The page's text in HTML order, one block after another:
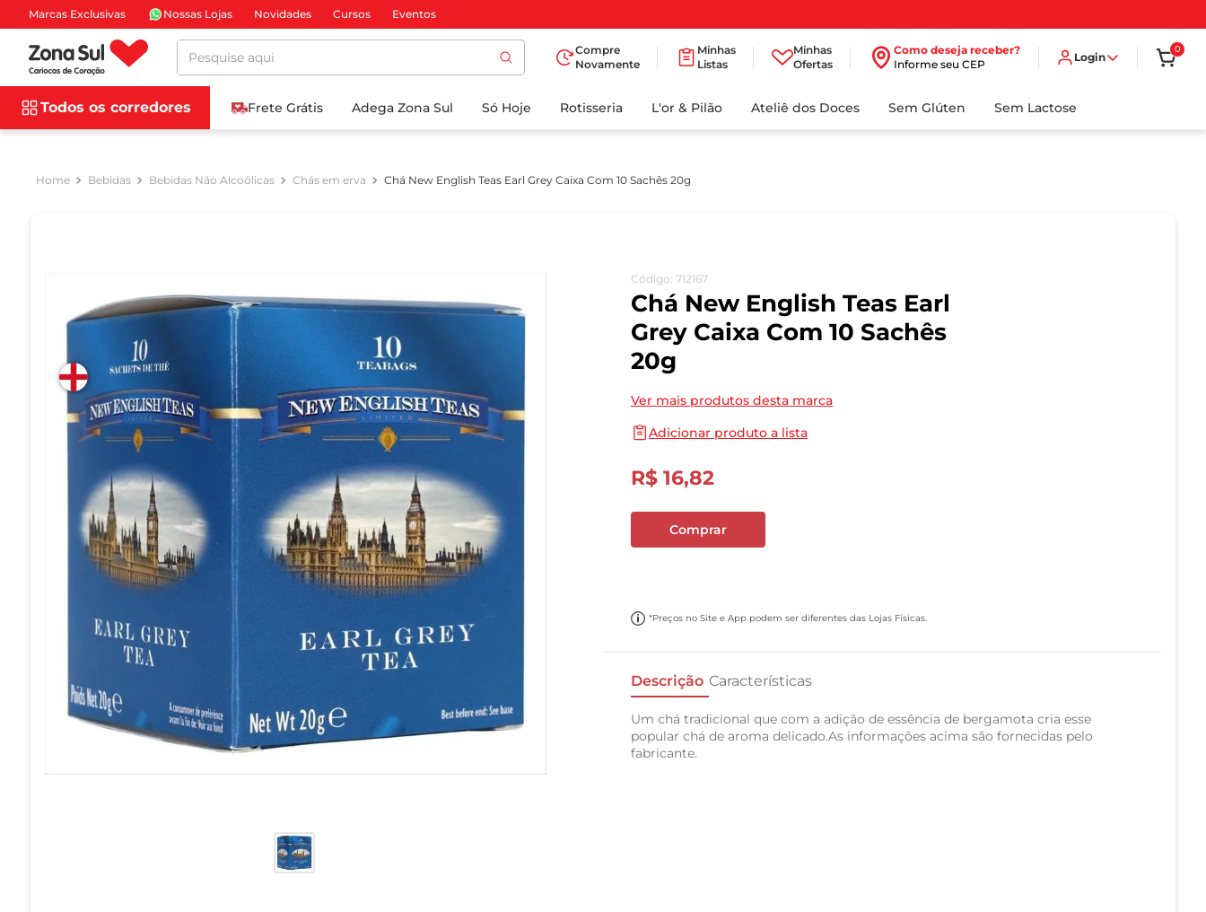
Marcas Exclusivas Nossas Lojas Novidades Cursos Eventos
Pesquise aqui
Compre
Novamente
Minhas
Listas
Minhas
Ofertas
Como deseja receber?
Informe seu CEP
Login
0
Todos os corredores Frete Grátis Adega Zona Sul Só Hoje Rotisseria L'or & Pilão Ateliê dos Doces Sem Glúten Sem Lactose
Bebidas Bebidas Não Alcoólicas Chás em erva Chá New English Teas Earl Grey Caixa Com 10 Sachês 20g
Código:712167
Chá New English Teas Earl
Grey Caixa Com 10 Sachês
20g
Ver mais produtos desta marca
Adicionar produto a lista
R$ 16,82
Comprar
*Preços no Site e App podem ser diferentes das Lojas Físicas.
Descrição Características
Um chá tradicional que com a adição de essência de bergamota cria esse
popular chá de aroma delicado.As informações acima são fornecidas pelo
fabricante.
BUSCADOS